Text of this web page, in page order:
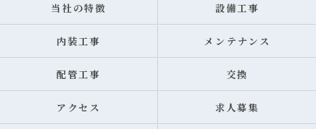
当社の特徴 設備工事
内装工事 メンテナンス
配管工事 交換
アクセス 求人募集